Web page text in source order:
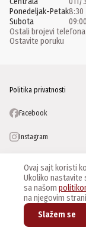
Ponedeljak-Petak8:30
Subota
Ostali brojevi telefona
Ostavite poruku
2026CCTV Centar
Politika privatnosti
Facebook
Instagram
Ovaj sajt koristi
Ukoliko nastavite
sa našom
na njegovim
Slažem se